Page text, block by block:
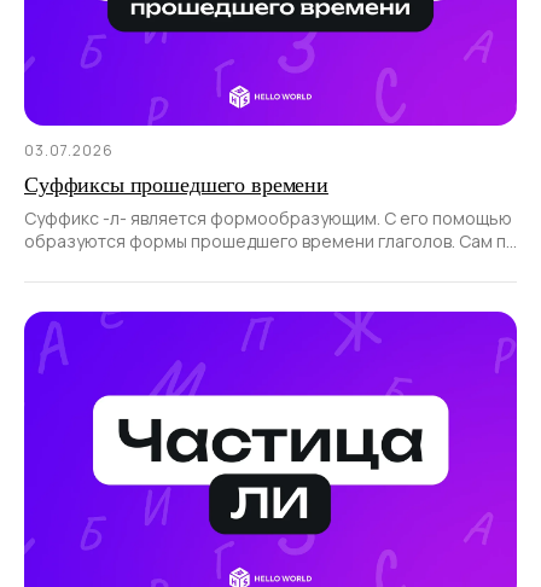
03.07.2026
Суффиксы прошедшего времени
Суффикс -л- является формообразующим. С его помощью
образуются формы прошедшего времени глаголов. Сам по